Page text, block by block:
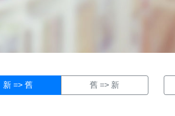
新 => 舊 舊 => 新